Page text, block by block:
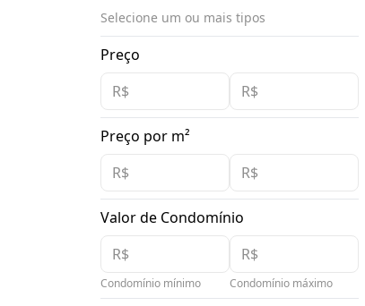
Selecione um ou mais tipos
Preço
Preço por m²
Valor de Condomínio
Condomínio mínimo Condomínio máximo